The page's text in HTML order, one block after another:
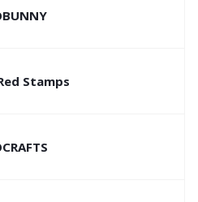
Stamps